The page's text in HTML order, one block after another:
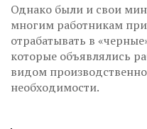
Однако были и свои
многим работникам
отрабатывать в
которые объявлялись
видом
необходимости.